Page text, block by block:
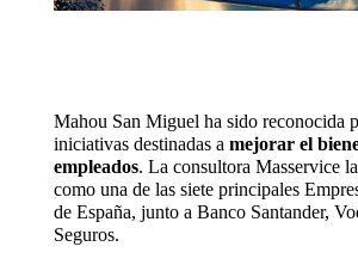
Mahou San Miguel ha sido reconocida
iniciativas destinadas a mejorar el
empleados. La consultora Masservice
como una de las siete principales
de España, junto a Banco Santander,
Seguros.